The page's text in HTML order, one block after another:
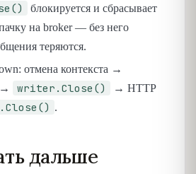
блокируется и сбрасывает
на broker — без него
теряются.
отмена контекста →
→ writer.Close()
→ HTTP
.
дальше